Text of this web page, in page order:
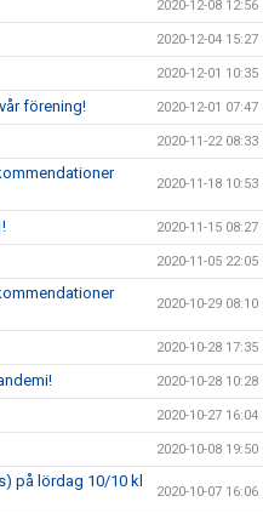
2020-12-08 12:56
2020-12-04 15:27
2020-12-01 10:35
förening! 2020-12-01 07:47
2020-11-22 08:33
2020-11-18 10:53
2020-11-15 08:27
2020-11-05 22:05
2020-10-29 08:10
2020-10-28 17:35
2020-10-28 10:28
2020-10-27 16:04
2020-10-08 19:50
på lördag 10/10 kl
2020-10-07 16:06